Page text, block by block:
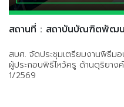
สถานที่ : สถาบันบัณฑิตพัฒ
สบศ. จัดประชุมเตรียมงานพิธีมอ
ผู้ประกอบพิธีไหว้ครู ด้านดุริยาง
1/2569